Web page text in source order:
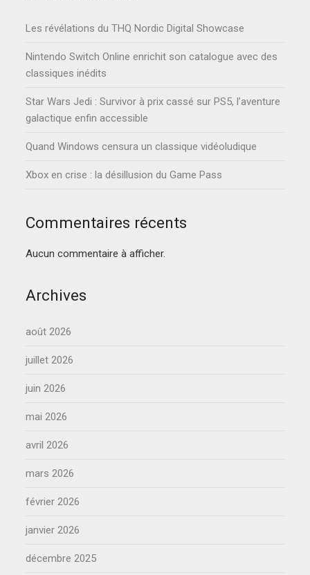
Les révélations du THQ Nordic Digital Showcase
Nintendo Switch Online enrichit son catalogue avec des
classiques inédits
Star Wars Jedi : Survivor à prix cassé sur PS5, l’aventure
galactique enfin accessible
Quand Windows censura un classique vidéoludique
Xbox en crise : la désillusion du Game Pass
Commentaires récents
Aucun commentaire à afficher.
Archives
août 2026
juillet 2026
juin 2026
mai 2026
avril 2026
mars 2026
février 2026
janvier 2026
décembre 2025